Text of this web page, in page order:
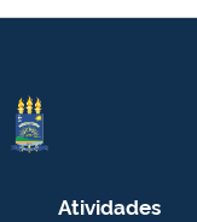
Atividades